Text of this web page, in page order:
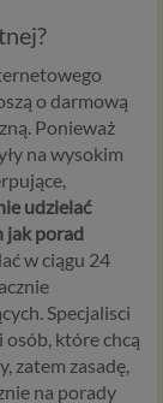
o darmową
Ponieważ
na wysokim
udzielać
jak porad
w ciągu 24
Specjalisci
osób, które chcą
zatem zasadę,
na porady
w
itp.),
W